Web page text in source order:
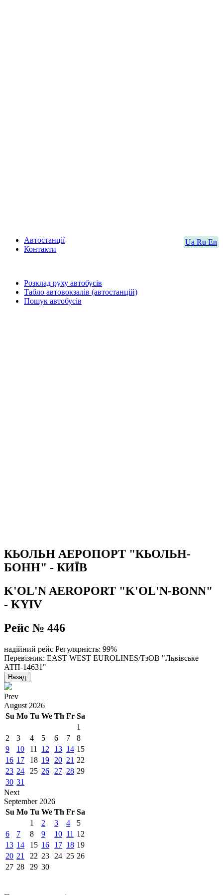
Ua Ru En
Автостанції
Контакти
Розклад руху автобусів
Табло автовокзалів (автостанцій)
Пошук автобусів
КЬОЛЬН АЕРОПОРТ "КЬОЛЬН-
БОНН" - КИЇВ
K'OL'N AEROPORT "K'OL'N-BONN"
- KYIV
Рейс № 446
надійний рейс Регулярність: 99%
Перевізник: EAST WEST EUROLINES/ТзОВ "Львівське
АТП-14631"
Назад
Prev
August 2026
Su Mo Tu We Th Fr Sa
1
2
3 4 5 6 7
8
9
10 11 12 13 14 15
16 17 18 19 20 21 22
23 24 25 26 27 28 29
30 31
Next
September 2026
Su Mo Tu We Th Fr Sa
1
2 3 4
5
6
7 8 9 10 11 12
13 14 15 16 17 18 19
20 21 22 23 24 25 26
27 28 29 30